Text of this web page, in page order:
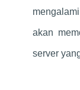
akan
server